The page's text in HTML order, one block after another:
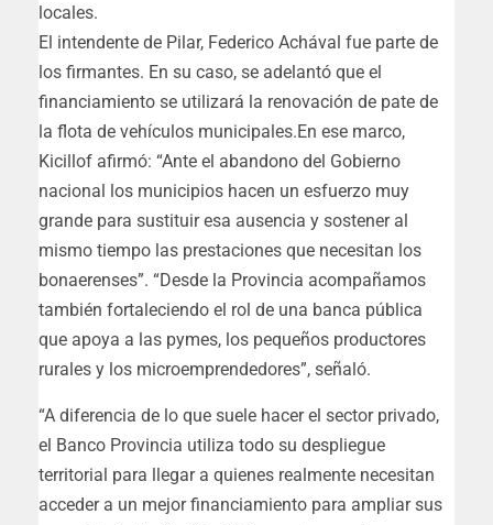
locales.
El intendente de Pilar, Federico Achával fue parte de
los firmantes. En su caso, se adelantó que el
financiamiento se utilizará la renovación de pate de
la flota de vehículos municipales.En ese marco,
Kicillof afirmó: “Ante el abandono del Gobierno
nacional los municipios hacen un esfuerzo muy
grande para sustituir esa ausencia y sostener al
mismo tiempo las prestaciones que necesitan los
bonaerenses”. “Desde la Provincia acompañamos
también fortaleciendo el rol de una banca pública
que apoya a las pymes, los pequeños productores
rurales y los microemprendedores”, señaló.
“A diferencia de lo que suele hacer el sector privado,
el Banco Provincia utiliza todo su despliegue
territorial para llegar a quienes realmente necesitan
acceder a un mejor financiamiento para ampliar sus